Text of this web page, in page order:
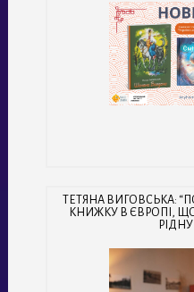
ТЕТЯНА ВИГОВСЬКА:
КНИЖКУ В ЄВРОПІ,